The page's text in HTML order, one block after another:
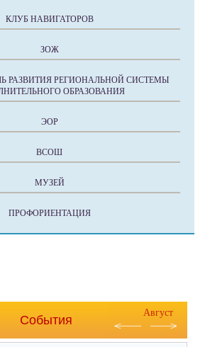
КЛУБ НАВИГАТОРОВ
ЗОЖ
РАЗВИТИЯ РЕГИОНАЛЬНОЙ СИСТЕМЫ
ОБРАЗОВАНИЯ
ЭОР
ВСОШ
МУЗЕЙ
ПРОФОРИЕНТАЦИЯ
События
Август